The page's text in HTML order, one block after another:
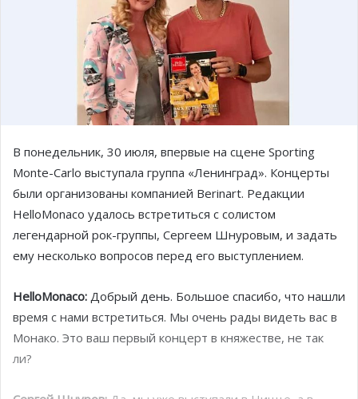
В понедельник, 30 июля, впервые на сцене Sporting
Monte-Carlo выступала группа «Ленинград». Концерты
были организованы компанией Berinart. Редакции
HelloMonaco удалось встретиться с солистом
легендарной рок-группы, Сергеем Шнуровым, и задать
ему несколько вопросов перед его выступлением.
HelloMonaco: Добрый день. Большое спасибо, что нашли
время с нами встретиться. Мы очень рады видеть вас в
Монако. Это ваш первый концерт в княжестве, не так
ли?